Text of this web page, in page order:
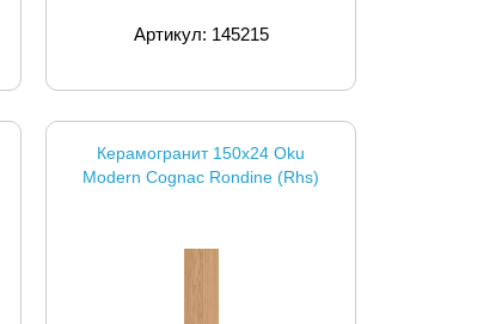
Артикул: 145215
Керамогранит 150x24 Oku
Modern Cognac Rondine (Rhs)